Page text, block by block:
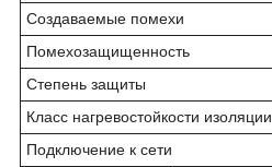
Создаваемые помехи
Помехозащищенность
Степень защиты
Класс нагревостойкости изоляции
Подключение к сети